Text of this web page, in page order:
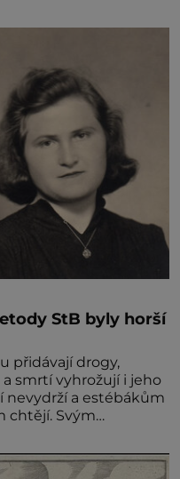
StB byly horší
přidávají drogy,
smrtí vyhrožují i jeho
nevydrží a estébákům
chtějí. Svým
ani psychický nátlak.
knězem a